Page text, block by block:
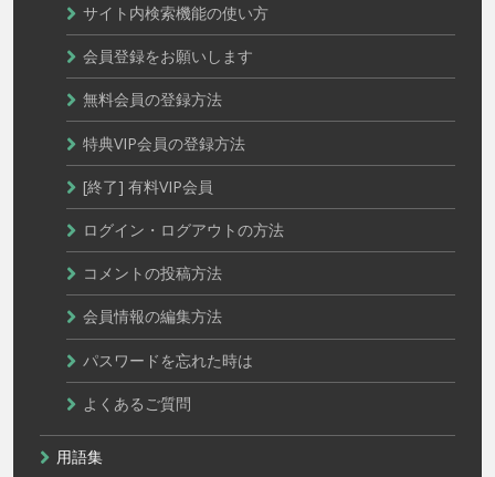
サイト内検索機能の使い方
会員登録をお願いします
無料会員の登録方法
特典VIP会員の登録方法
[終了] 有料VIP会員
ログイン・ログアウトの方法
コメントの投稿方法
会員情報の編集方法
パスワードを忘れた時は
よくあるご質問
用語集